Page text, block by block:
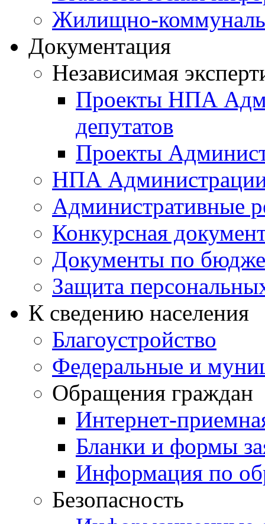
Жилищно-
Документация
Независимая
Проекты НПА
депутатов
Проекты
НПА
Административные
Конкурсная
Документы по
Защита
К сведению населения
Благоустройство
Федеральные и
Обращения граждан
Интернет-
Бланки и формы
Информация по
Безопасность